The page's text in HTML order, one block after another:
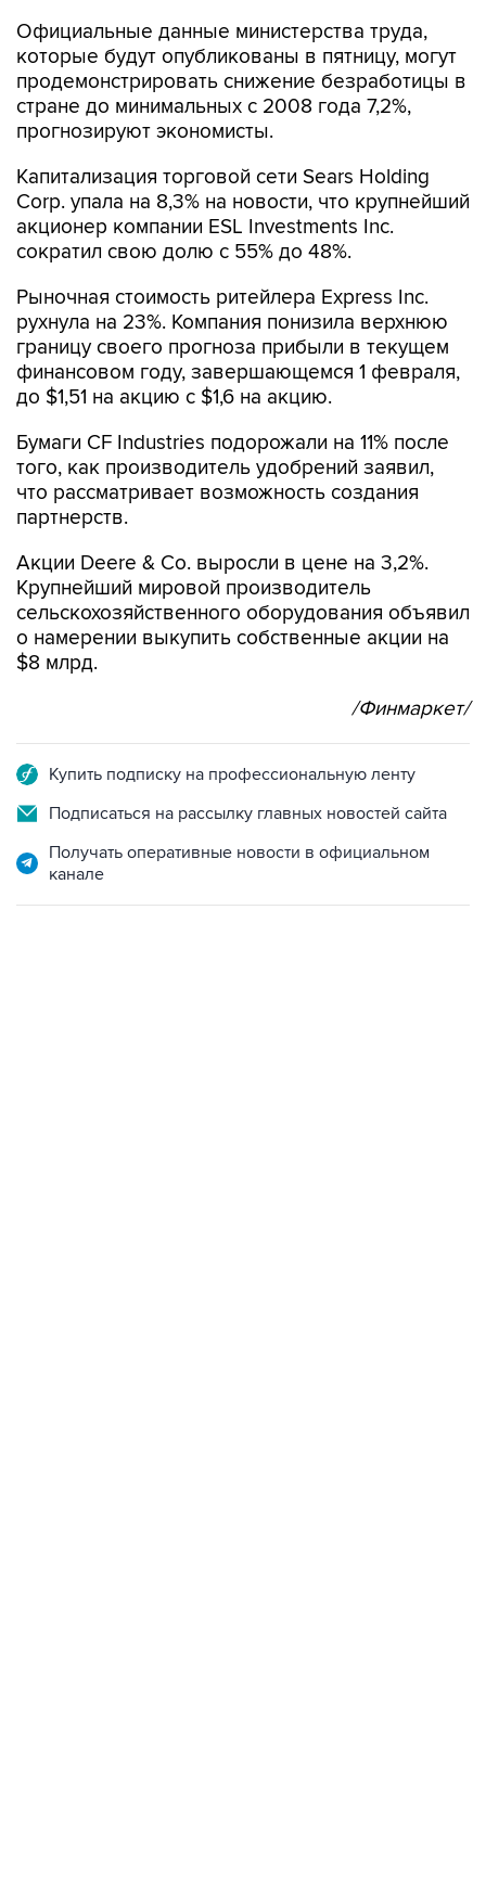
Официальные данные министерства труда,
которые будут опубликованы в пятницу, могут
продемонстрировать снижение безработицы в
стране до минимальных с 2008 года 7,2%,
прогнозируют экономисты.
Капитализация торговой сети Sears Holding
Corp. упала на 8,3% на новости, что крупнейший
акционер компании ESL Investments Inc.
сократил свою долю с 55% до 48%.
Рыночная стоимость ритейлера Express Inc.
рухнула на 23%. Компания понизила верхнюю
границу своего прогноза прибыли в текущем
финансовом году, завершающемся 1 февраля,
до $1,51 на акцию с $1,6 на акцию.
Бумаги CF Industries подорожали на 11% после
того, как производитель удобрений заявил,
что рассматривает возможность создания
партнерств.
Акции Deere & Co. выросли в цене на 3,2%.
Крупнейший мировой производитель
сельскохозяйственного оборудования объявил
о намерении выкупить собственные акции на
$8 млрд.
/Финмаркет/
Купить подписку на профессиональную ленту
Подписаться на рассылку главных новостей сайта
Получать оперативные новости в официальном
канале